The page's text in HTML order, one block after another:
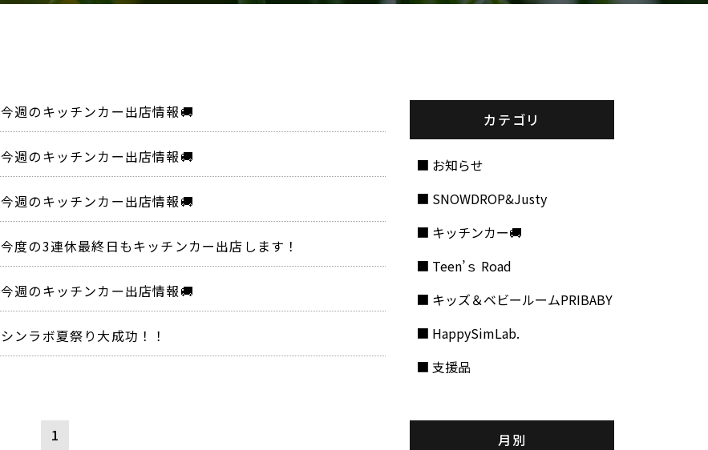
今週のキッチンカー出店情報🚚
今週のキッチンカー出店情報🚚
今週のキッチンカー出店情報🚚
今度の3連休最終日もキッチンカー出店します！
今週のキッチンカー出店情報🚚
シンラボ夏祭り大成功！！
1
カテゴリ
お知らせ
SNOWDROP&Justy
キッチンカー🚚
Teen’ｓ Road
キッズ＆ベビールームPRIBABY
HappySimLab.
支援品
月別